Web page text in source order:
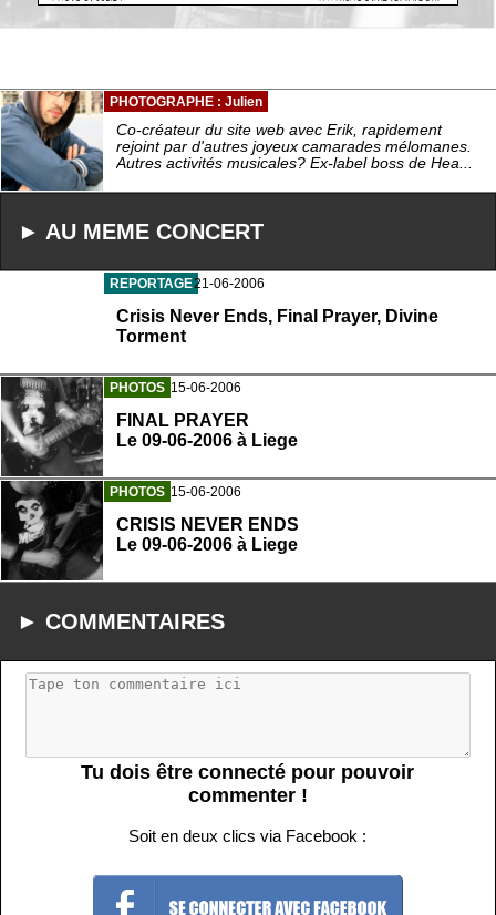
PHOTOGRAPHE : Julien
Co-créateur du site web avec Erik, rapidement
rejoint par d'autres joyeux camarades mélomanes.
Autres activités musicales? Ex-label boss de Hea...
► AU MEME CONCERT
REPORTAGE21-06-2006
Crisis Never Ends, Final Prayer, Divine
Torment
PHOTOS 15-06-2006
FINAL PRAYER
Le 09-06-2006 à Liege
PHOTOS 15-06-2006
CRISIS NEVER ENDS
Le 09-06-2006 à Liege
► COMMENTAIRES
Tu dois être connecté pour pouvoir
commenter !
Soit en deux clics via Facebook :